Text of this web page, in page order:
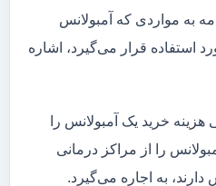
به مواردی که آمبولانس
استفاده قرار می‌گیرد، اشاره
خرید یک آمبولانس را
را از مراکز درمانی
دارند، به اجاره می‌گیرد.